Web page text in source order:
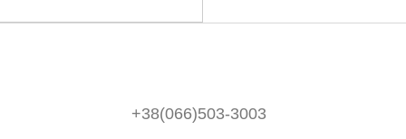
+38(066)503-3003